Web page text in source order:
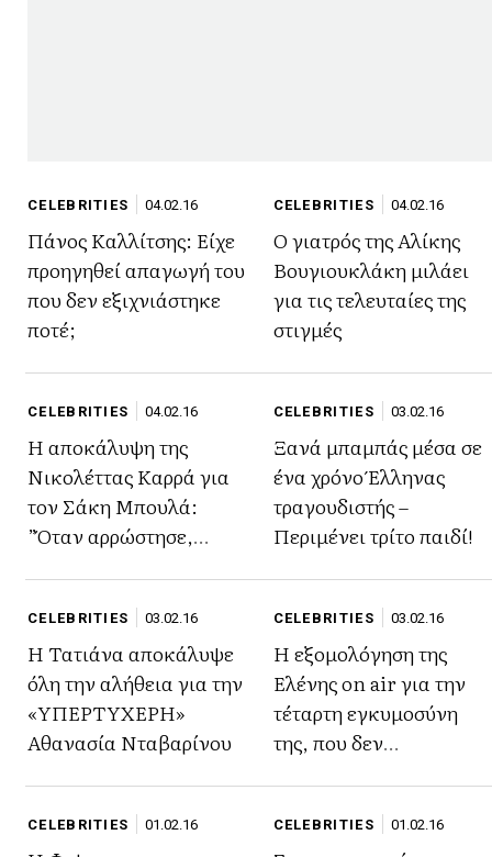
CELEBRITIES 04.02.16
Πάνος Καλλίτσης: Είχε
προηγηθεί απαγωγή του
που δεν εξιχνιάστηκε
ποτέ;
CELEBRITIES 04.02.16
Ο γιατρός της Αλίκης
Βουγιουκλάκη μιλάει
για τις τελευταίες της
στιγμές
CELEBRITIES 04.02.16
Η αποκάλυψη της
Νικολέττας Καρρά για
τον Σάκη Μπουλά:
”Όταν αρρώστησε,
CELEBRITIES 03.02.16
Ξανά μπαμπάς μέσα σε
ένα χρόνο Έλληνας
τραγουδιστής –
Περιμένει τρίτο παιδί!
CELEBRITIES 03.02.16
Η Τατιάνα αποκάλυψε
όλη την αλήθεια για την
«ΥΠΕΡΤΥΧΕΡΗ»
Αθανασία Νταβαρίνου
CELEBRITIES 03.02.16
Η εξομολόγηση της
Ελένης on air για την
τέταρτη εγκυμοσύνη
της, που δεν
CELEBRITIES 01.02.16 CELEBRITIES 01.02.16